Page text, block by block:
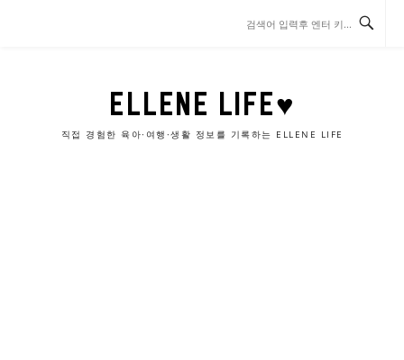
ELLENE LIFE♥
직접 경험한 육아·여행·생활 정보를 기록하는 ELLENE LIFE